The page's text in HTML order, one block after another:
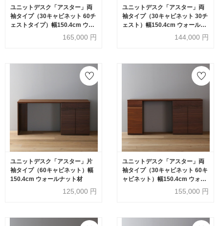
ユニットデスク「アスター」両
袖タイプ（30キャビネット 60チ
ェストタイプ）幅150.4cm ウォ
165,000 円
ユニットデスク「アスター」両
袖タイプ（30キャビネット 30チ
ェスト）幅150.4cm ウォールナ
144,000 円
ユニットデスク「アスター」片
袖タイプ（60キャビネット）幅
150.4cm ウォールナット材
125,000 円
ユニットデスク「アスター」両
袖タイプ（30キャビネット 60キ
ャビネット）幅150.4cm ウォー
155,000 円